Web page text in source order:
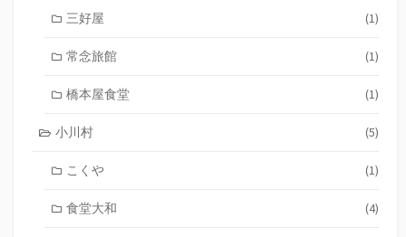
三好屋 (1)
常念旅館 (1)
橋本屋食堂 (1)
小川村 (5)
こくや (1)
食堂大和 (4)